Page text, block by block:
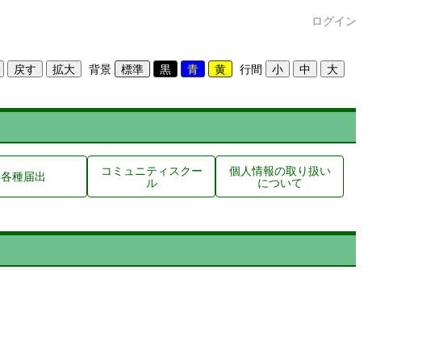
ログイン
背景 行間
各種届出 コミュニティスクー
ル
個人情報の取り扱い
について